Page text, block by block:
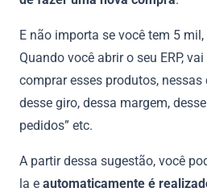
E não importa se você tem 5
Quando você abrir o seu ERP,
comprar esses produtos,
desse giro, dessa margem,
pedidos” etc.
A partir dessa sugestão, você
la e automaticamente é